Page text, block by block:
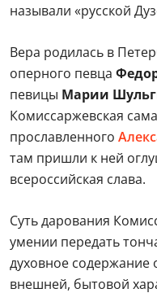
называли «русской
Вера родилась в
оперного певца
певицы Марии
Комиссаржевская
прославленного
там пришли к ней
всероссийская слава.
Суть дарования
умении передать
духовное содержание
внешней, бытовой